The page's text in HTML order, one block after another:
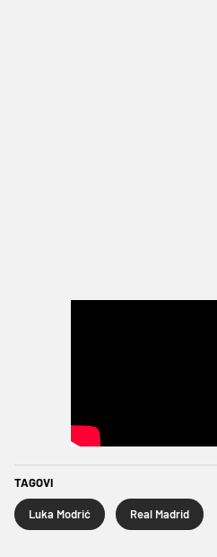
TAGOVI
Luka Modrić Real Madrid